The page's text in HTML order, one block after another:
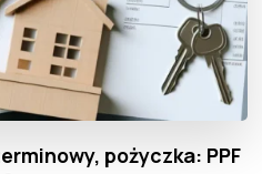
pożyczka: PPF